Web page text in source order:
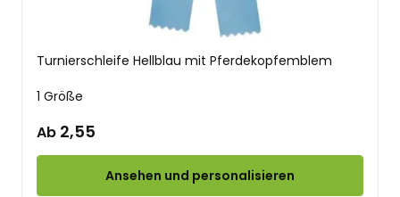
Turnierschleife Hellblau mit Pferdekopfemblem
1 Größe
Ab 2,55
Ansehen und personalisieren